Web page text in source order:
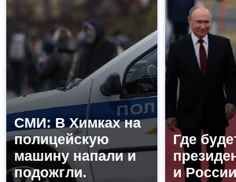
СМИ: В Химках на
полицейскую
машину напали и
подожгли.
Где
и